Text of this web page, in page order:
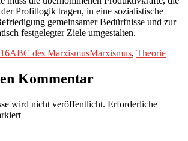
Profitlogik tragen, in eine sozialistische
gemeinsamer Bedürfnisse und zur
festgelegter Ziele umgestalten.
Kategorien
ABC des MarxismusSchlagwörter
Marxismus, Theorie
Kommentar
wird nicht veröffentlicht. Erforderliche